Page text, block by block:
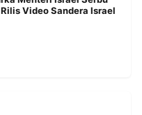
Video Sandera Israel